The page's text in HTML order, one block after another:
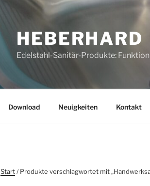
HEBERHARD
Edelstahl-Sanitär-Produkte:
Download Neuigkeiten Kontakt
Start/ Produkte verschlagwortet mit